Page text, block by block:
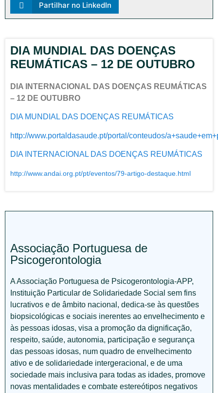
Partilhar no LinkedIn
DIA MUNDIAL DAS DOENÇAS
REUMÁTICAS – 12 DE OUTUBRO
DIA INTERNACIONAL DAS DOENÇAS REUMÁTICAS
– 12 DE OUTUBRO
DIA MUNDIAL DAS DOENÇAS REUMÁTICAS
http://www.portaldasaude.pt/portal/conteudos/
DIA INTERNACIONAL DAS DOENÇAS REUMÁTICAS
http://www.andai.org.pt/pt/eventos/79-artigo-destaque.html
Associação Portuguesa de
Psicogerontologia
A Associação Portuguesa de Psicogerontologia-APP,
Instituição Particular de Solidariedade Social sem fins
lucrativos e de âmbito nacional, dedica-se às questões
biopsicológicas e sociais inerentes ao envelhecimento e
às pessoas idosas, visa a promoção da dignificação,
respeito, saúde, autonomia, participação e segurança
das pessoas idosas, num quadro de envelhecimento
ativo e de solidariedade intergeracional, e de uma
sociedade mais inclusiva para todas as idades, promove
novas mentalidades e combate estereótipos negativos